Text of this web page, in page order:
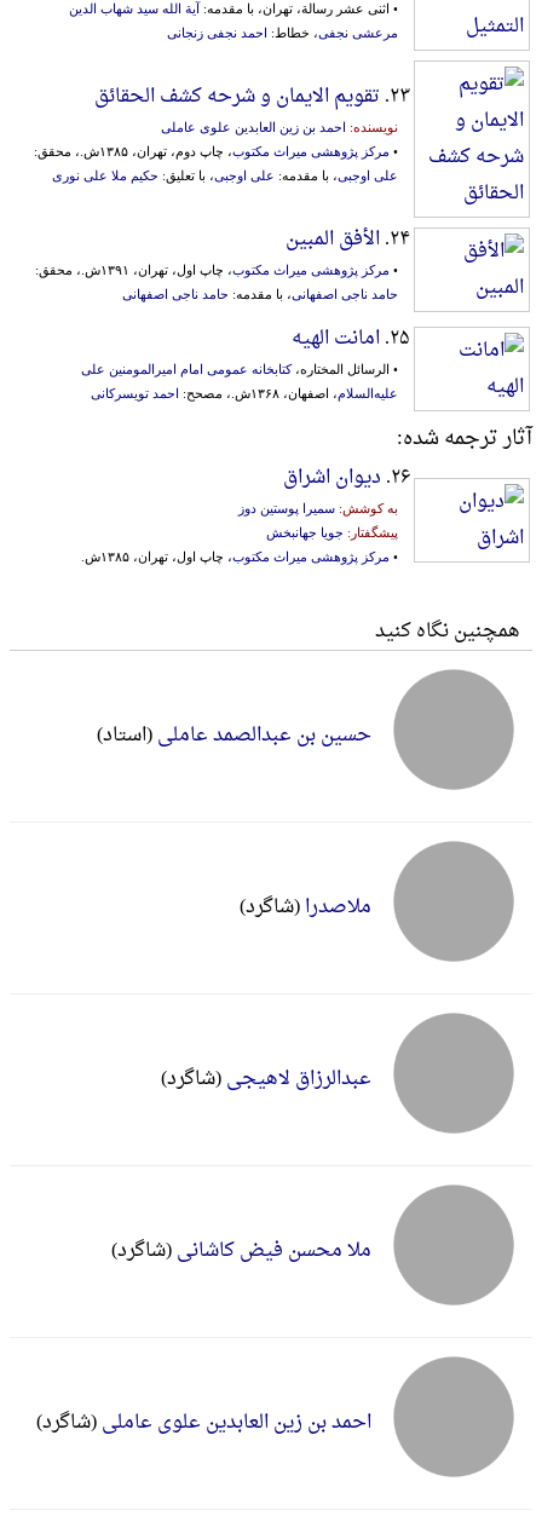
• اثنی عشر رسالة، تهران، با مقدمه: آیة الله سید شهاب الدین
مرعشی نجفی، خطاط: احمد نجفی زنجانی
۲۳. تقویم الایمان و شرحه کشف الحقائق
نویسنده: احمد بن زین العابدین علوی عاملی
• مرکز پژوهشی میراث مکتوب، چاپ دوم، تهران، ۱۳۸۵ش.، محقق:
علی اوجبی، با مقدمه: علی اوجبی، با تعلیق: حکیم ملا علی نوری
۲۴. الأفق المبین
• مرکز پژوهشی میراث مکتوب، چاپ اول، تهران، ۱۳۹۱ش.، محقق:
حامد ناجی اصفهانی، با مقدمه: حامد ناجی اصفهانی
۲۵. امانت الهیه
• الرسائل المختاره،کتابخانه عمومی ‌امام‌ ‌امیر‌المومنین‌ ‌علی‌
‌علیه‌‌السلام‌، اصفهان، ۱۳۶۸ش.، مصحح: احمد تویسرکانی
آثار ترجمه شده:
۲۶. دیوان اشراق
به کوشش: سمیرا پوستین دوز
پیشگفتار: جویا جهانبخش
• مرکز پژوهشی میراث مکتوب، چاپ اول، تهران، ۱۳۸۵ش.
همچنین نگاه کنید
حسین بن عبدالصمد عاملی(استاد)
ملاصدرا(شاگرد)
عبدالرزاق لاهیجی(شاگرد)
ملا محسن فیض کاشانی(شاگرد)
احمد بن زین العابدین علوی عاملی(شاگرد)